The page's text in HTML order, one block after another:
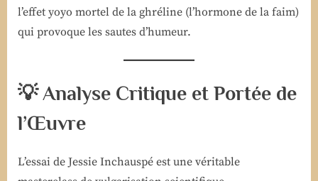
l’effet yoyo mortel de la ghréline (l’hormone de la faim)
qui provoque les sautes d’humeur.
💡 Analyse Critique et Portée de
l’Œuvre
L’essai de Jessie Inchauspé est une véritable